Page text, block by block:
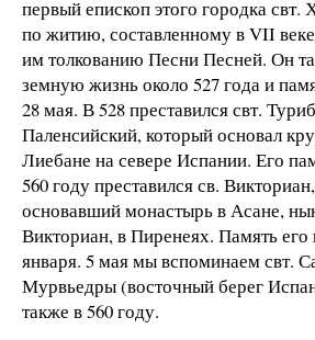
первый епископ этого городка свт.
по житию, составленному в VII
им толкованию Песни Песней. Он
земную жизнь около 527 года и
28 мая. В 528 преставился свт.
Паленсийский, который основал
Лиебане на севере Испании. Его
560 году преставился св.
основавший монастырь в Асане,
Викториан, в Пиренеях. Память его
января. 5 мая мы вспоминаем свт.
Мурвьедры (восточный берег
также в 560 году.